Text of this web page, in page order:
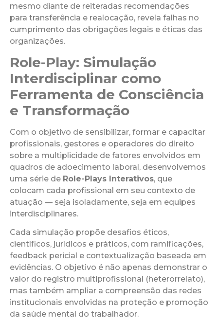
mesmo diante de reiteradas recomendações
para transferência e realocação, revela falhas no
cumprimento das obrigações legais e éticas das
organizações.
Role-Play: Simulação
Interdisciplinar como
Ferramenta de Consciência
e Transformação
Com o objetivo de sensibilizar, formar e capacitar
profissionais, gestores e operadores do direito
sobre a multiplicidade de fatores envolvidos em
quadros de adoecimento laboral, desenvolvemos
uma série de Role-Plays Interativos, que
colocam cada profissional em seu contexto de
atuação — seja isoladamente, seja em equipes
interdisciplinares.
Cada simulação propõe desafios éticos,
científicos, jurídicos e práticos, com ramificações,
feedback pericial e contextualização baseada em
evidências. O objetivo é não apenas demonstrar o
valor do registro multiprofissional (heterorrelato),
mas também ampliar a compreensão das redes
institucionais envolvidas na proteção e promoção
da saúde mental do trabalhador.